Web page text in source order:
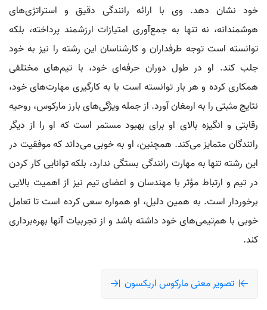
خود نشان دهد. وی با ارائه رانندگی دقیق و استراتژی‌های
هوشمندانه، نه تنها به جمع‌آوری امتیازات ارزشمند پرداخته، بلکه
توانسته است توجه طرفداران و کارشناسان این رشته را نیز به خود
جلب کند. او در طول دوران حرفه‌ای خود، با تیم‌های مختلفی
همکاری کرده و هر بار توانسته است با به کارگیری مهارت‌های خود،
نتایج مثبتی را به ارمغان آورد. از جمله ویژگی‌های بارز مارکوس، روحیه
رقابتی و انگیزه بالای او برای بهبود مستمر است که او را از دیگر
رانندگان متمایز می‌کند. همچنین، او به خوبی می‌داند که موفقیت در
این رشته تنها به مهارت رانندگی بستگی ندارد، بلکه توانایی کار کردن
در تیم و ارتباط مؤثر با مهندسان و اعضای تیم نیز از اهمیت بالایی
برخوردار است. به همین دلیل، او همواره سعی کرده است تا تعامل
خوبی با هم‌تیمی‌های خود داشته باشد و از تجربیات آنها بهره‌برداری
کند.
تصویر معنی مارکوس اریکسون